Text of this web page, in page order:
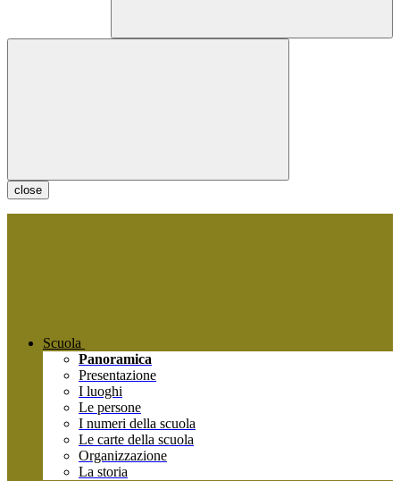
close
Scuola
Panoramica
Presentazione
I luoghi
Le persone
I numeri della scuola
Le carte della scuola
Organizzazione
La storia